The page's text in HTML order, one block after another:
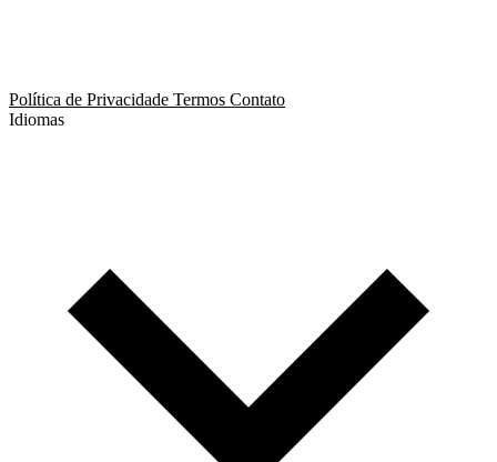
Política de Privacidade Termos Contato
Idiomas